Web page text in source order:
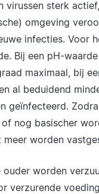
virussen sterk
omgeving
infecties. Voor
Bij een pH-
maximaal, bij
al beduidend
geïnfecteerd.
of nog basischer
worden
ouder worden
verzurende